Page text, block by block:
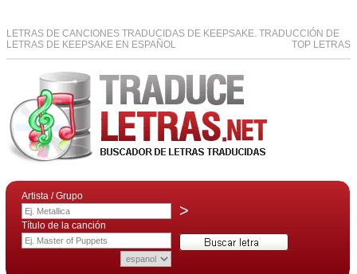
LETRAS DE CANCIONES TRADUCIDAS DE KEEPSAKE. TRADUCCIÓN DE
LETRAS DE KEEPSAKE EN ESPAÑOL
TOP LETRAS
Artista / Grupo
>
Título de la canción